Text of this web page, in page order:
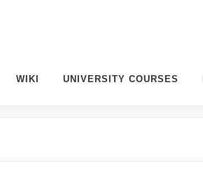
WIKI UNIVERSITY COURSES